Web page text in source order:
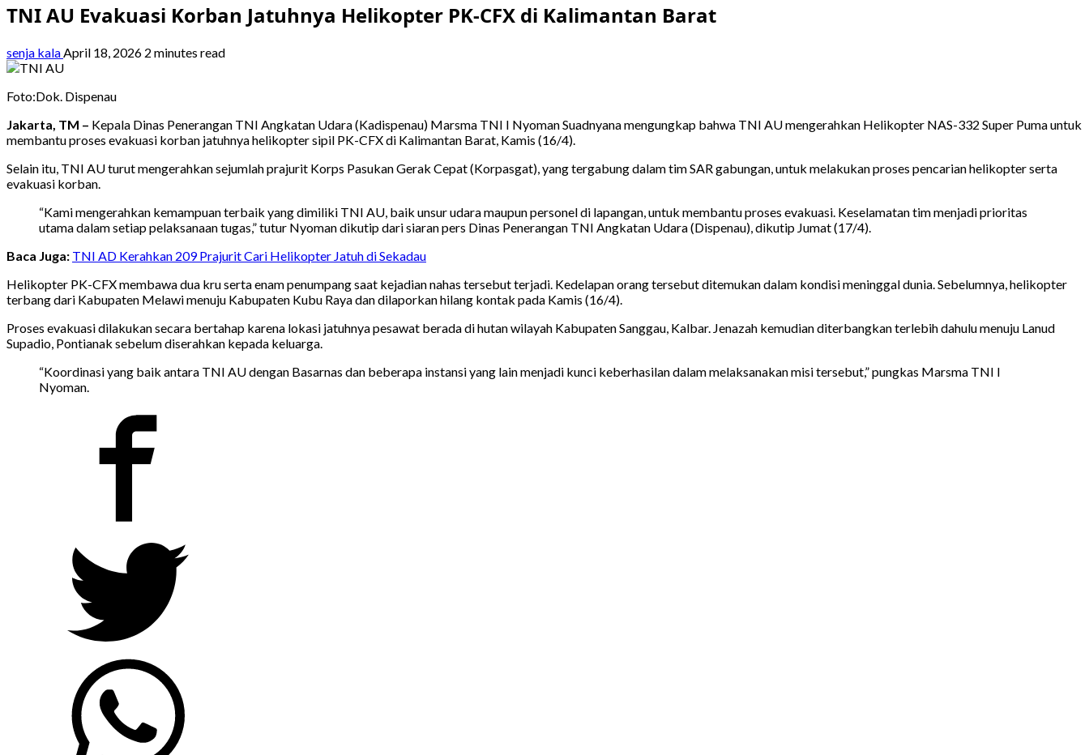
TNI AU Evakuasi Korban Jatuhnya Helikopter PK-CFX di Kalimantan Barat
senja kalaApril 18, 2026 2 minutes read
Foto:Dok. Dispenau
Jakarta, TM – Kepala Dinas Penerangan TNI Angkatan Udara (Kadispenau) Marsma TNI I Nyoman Suadnyana mengungkap bahwa TNI AU mengerahkan Helikopter NAS-332 Super Puma untuk
membantu proses evakuasi korban jatuhnya helikopter sipil PK-CFX di Kalimantan Barat, Kamis (16/4).
Selain itu, TNI AU turut mengerahkan sejumlah prajurit Korps Pasukan Gerak Cepat (Korpasgat), yang tergabung dalam tim SAR gabungan, untuk melakukan proses pencarian helikopter serta
evakuasi korban.
“Kami mengerahkan kemampuan terbaik yang dimiliki TNI AU, baik unsur udara maupun personel di lapangan, untuk membantu proses evakuasi. Keselamatan tim menjadi prioritas
utama dalam setiap pelaksanaan tugas,” tutur Nyoman dikutip dari siaran pers Dinas Penerangan TNI Angkatan Udara (Dispenau), dikutip Jumat (17/4).
Baca Juga: TNI AD Kerahkan 209 Prajurit Cari Helikopter Jatuh di Sekadau
Helikopter PK-CFX membawa dua kru serta enam penumpang saat kejadian nahas tersebut terjadi. Kedelapan orang tersebut ditemukan dalam kondisi meninggal dunia. Sebelumnya, helikopter
terbang dari Kabupaten Melawi menuju Kabupaten Kubu Raya dan dilaporkan hilang kontak pada Kamis (16/4).
Proses evakuasi dilakukan secara bertahap karena lokasi jatuhnya pesawat berada di hutan wilayah Kabupaten Sanggau, Kalbar. Jenazah kemudian diterbangkan terlebih dahulu menuju Lanud
Supadio, Pontianak sebelum diserahkan kepada keluarga.
“Koordinasi yang baik antara TNI AU dengan Basarnas dan beberapa instansi yang lain menjadi kunci keberhasilan dalam melaksanakan misi tersebut,” pungkas Marsma TNI I
Nyoman.